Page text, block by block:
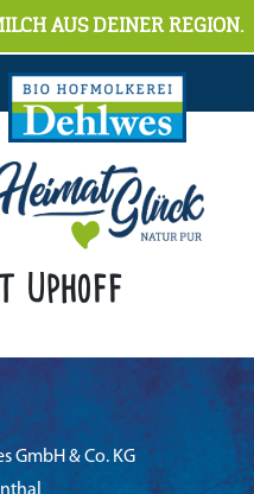
AUS DEINER REGION.
Uphoff
GmbH & Co. KG